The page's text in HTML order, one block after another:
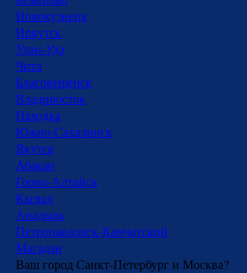
Новокузнецк
Иркутск
Улан-Удэ
Чита
Благовещенск
Владивосток
Находка
Южно-Сахалинск
Якутск
Абакан
Горно-Алтайск
Кызыл
Анадырь
Петропавловск-Камчатский
Магадан
Ваш город Санкт-Петербург и Москва?